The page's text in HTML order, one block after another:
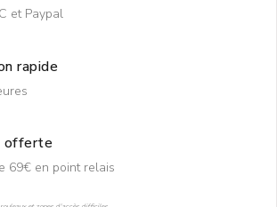
et Paypal
rapide
offerte
69€ en point relais